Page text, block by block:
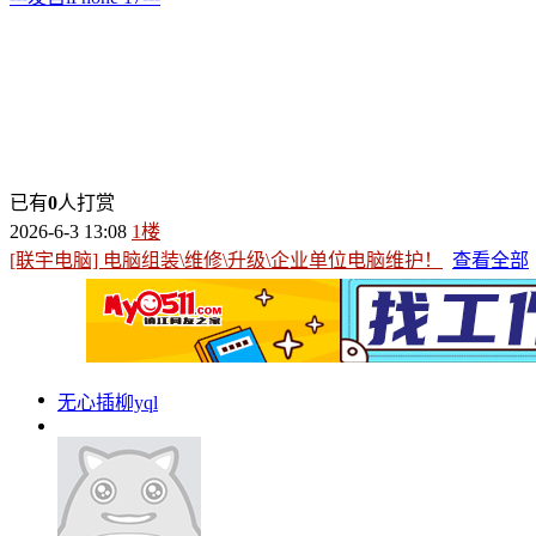
已有0人打赏
2026-6-3 13:08 1楼
[联宇电脑] 电脑组装\维修\升级\企业单位电脑维护！
查看全部
无心插柳yql